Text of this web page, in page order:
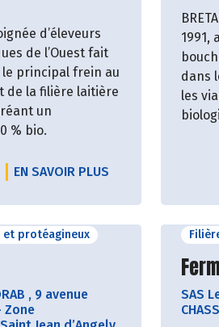
d’éleveurs
de l’Ouest fait
principal frein au
de la filière laitière
un
% bio.
EN SAVOIR PLUS
1991,
dans
les
et protéagineux
, 9 avenue
Zone
SAS